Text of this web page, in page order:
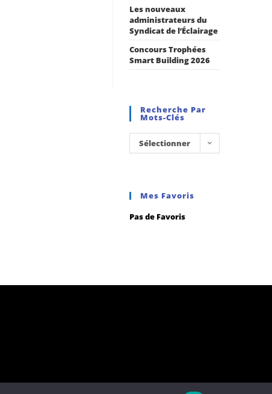
Les nouveaux
administrateurs du
Syndicat de l’Éclairage
Concours Trophées
Smart Building 2026
Recherche Par
Mots-Clés
Sélectionner
Mes Favoris
Pas de Favoris